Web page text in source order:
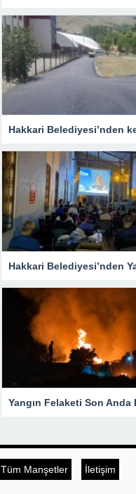
Tüm Manşetler İletişim